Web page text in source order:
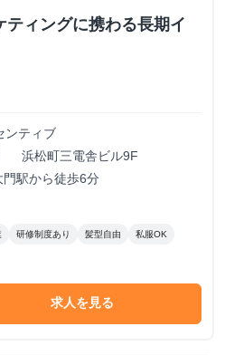
ィングに携わる長期イ
ンティブ
浜松町三電舎ビル9F
駅から徒歩6分
研修制度あり 髪型自由 私服OK
求人を見る